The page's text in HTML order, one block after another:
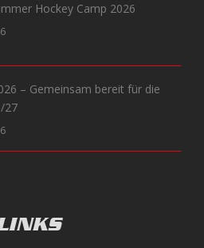
Hockey Camp 2026
– Gemeinsam bereit für die
27